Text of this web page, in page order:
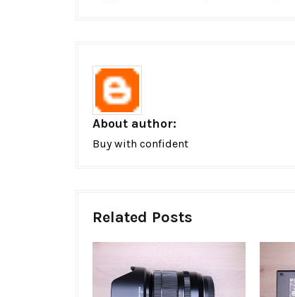
About author:
Buy with confident
Related Posts